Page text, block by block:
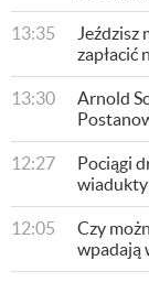
13:35
​Jeździsz
zapłacić
13:30
Arnold
12:27
Pociągi
wiadukty
12:05
Czy
wpadają